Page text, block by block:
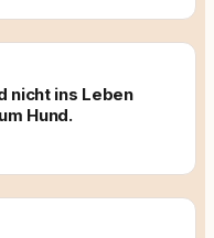
nicht ins Leben
Hund.